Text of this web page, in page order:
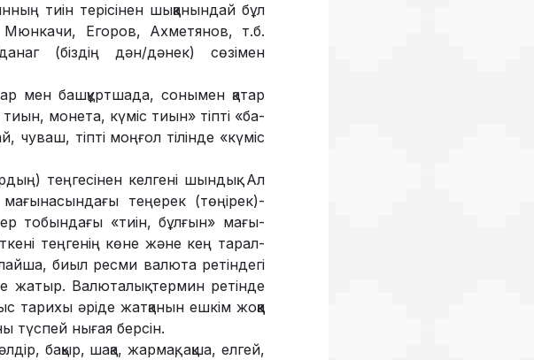
тиін терісінен шық­қанын­дай бұл
Мюнкачи, Егоров, Ахметянов, т.б.
(біздің дән/дәнек) сөзімен
мен баш­құрт­шада, сонымен қатар
монета, күміс тиын» тіпті «ба­
чуваш, тіпті моңғол тілінде «күміс
теңгесінен келгені шын­дық. Ал
теңерек (төңі­рек)­
то­бындағы «тиін, бұлғын» ма­ғы­
теңгенің көне және кең та­рал­­­
биыл ресми валюта ретіндегі
жатыр. Валю­т­алық термин ретінде
әріде жат­қанын ешкім жоққа
түспей ны­ғая­ берсін.
бақыр, шақа, жармақ, ақша, елгей,